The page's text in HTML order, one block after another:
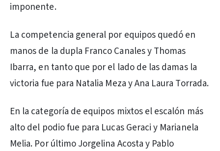
imponente.
La competencia general por equipos quedó en
manos de la dupla Franco Canales y Thomas
Ibarra, en tanto que por el lado de las damas la
victoria fue para Natalia Meza y Ana Laura Torrada.
En la categoría de equipos mixtos el escalón más
alto del podio fue para Lucas Geraci y Marianela
Melia. Por último Jorgelina Acosta y Pablo